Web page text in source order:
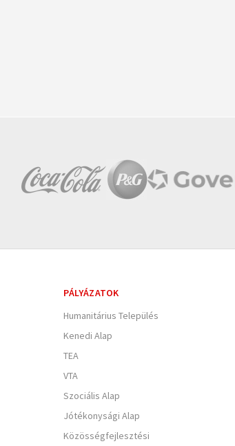
PÁLYÁZATOK
Humanitárius Település
Kenedi Alap
TEA
VTA
Szociális Alap
Jótékonysági Alap
Közösségfejlesztési